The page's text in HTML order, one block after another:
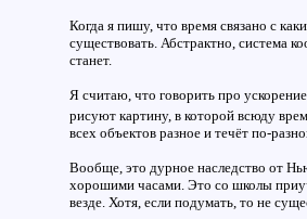
Когда я пишу, что время связано с
существовать. Абстрактно, система
станет.
Я считаю, что говорить про
рисуют картину, в которой всюду
всех объектов разное и течёт по-
Вообще, это дурное наследство от
хорошими часами. Это со школы
везде. Хотя, если подумать, то не